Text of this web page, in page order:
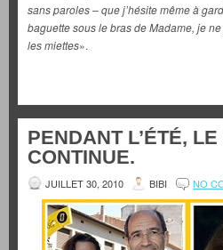
sans paroles – que j’hésite même à
baguette sous le bras de Madame, je
les miettes».
PENDANT L’ÉTÉ,
CONTINUE.
JUILLET 30, 2010 BIBI NO